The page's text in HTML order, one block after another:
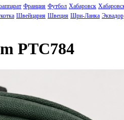
Франция Футбол Хабаровск
Швейцария Швеция Шри-Ланка Эквадор
PTC784